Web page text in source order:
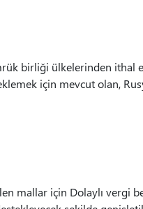
birliği ülkelerinden ithal
için mevcut olan,
mallar için Dolaylı vergi